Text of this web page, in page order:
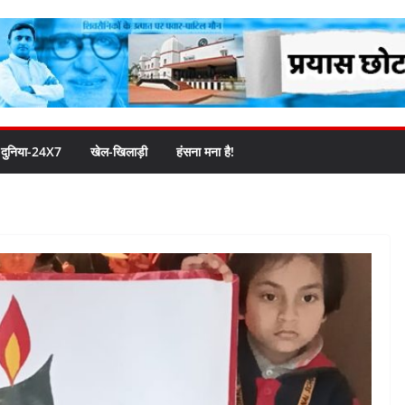
दुनिया-24X7 खेल-खिलाड़ी हंसना मना है!